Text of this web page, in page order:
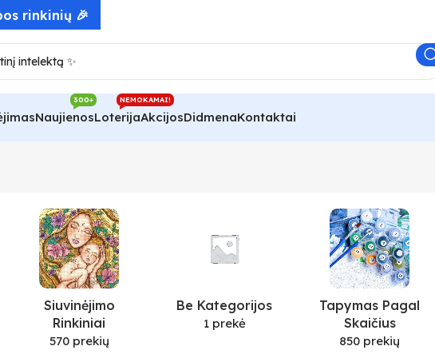
Naujienos
300+
Loterija
NEMOKAMAI!
AkcijosDidmenaKontaktai
Siuvinėjimo
Rinkiniai
570 prekių
Be Kategorijos
1 prekė
Tapymas Pagal
Skaičius
850 prekių
rinkinių 🎉